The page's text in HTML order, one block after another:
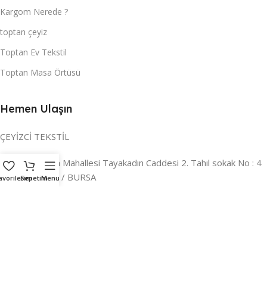
Kargom Nerede ?
toptan çeyiz
Toptan Ev Tekstil
Toptan Masa Örtüsü
Hemen Ulaşın
ÇEYİZCİ TEKSTİL
Adres:Reyhan Mahallesi Tayakadın Caddesi 2. Tahıl sokak No : 4
/ a Osmangazi / BURSA
SepetimMenu